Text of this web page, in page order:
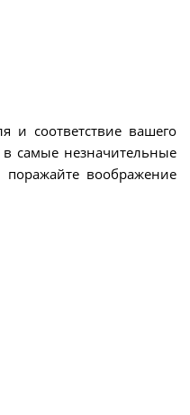
и соответствие вашего
самые незначительные
воображение